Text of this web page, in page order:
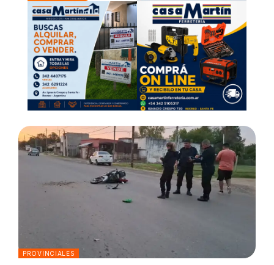
PROVINCIALES